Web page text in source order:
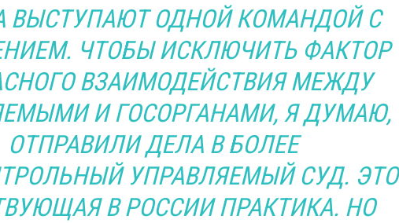
ВЫСТУПАЮТ ОДНОЙ КОМАНДОЙ С
ЧТОБЫ ИСКЛЮЧИТЬ ФАКТОР
ВЗАИМОДЕЙСТВИЯ МЕЖДУ
И ГОСОРГАНАМИ, Я ДУМАЮ,
ОТПРАВИЛИ ДЕЛА В БОЛЕЕ
УПРАВЛЯЕМЫЙ СУД. ЭТО
В РОССИИ ПРАКТИКА. НО